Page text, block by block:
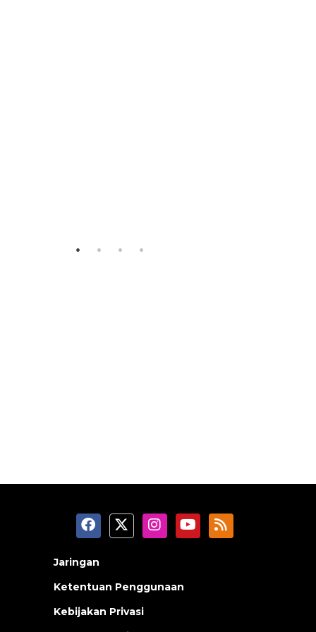
Jaringan
Ketentuan Penggunaan
Kebijakan Privasi